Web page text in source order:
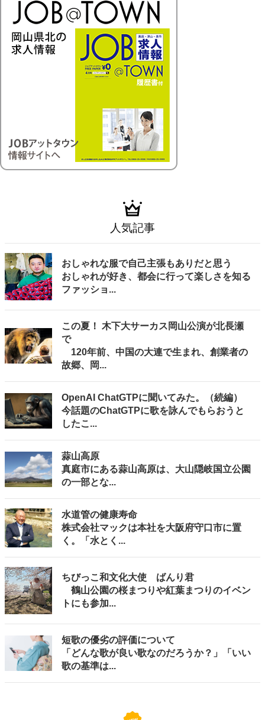
人気記事
おしゃれな服で自己主張もありだと思う
おしゃれが好き、都会に行って楽しさを知る
ファッショ...
この夏！ 木下大サーカス岡山公演が北長瀬
で
120年前、中国の大連で生まれ、創業者の
故郷、岡...
OpenAI ChatGTPに聞いてみた。（続編）
今話題のChatGTPに歌を詠んでもらおうと
したこ...
蒜山高原
真庭市にある蒜山高原は、大山隠岐国立公園
の一部とな...
水道管の健康寿命
株式会社マックは本社を大阪府守口市に置
く。「水とく...
ちびっこ和文化大使 ばんり君
鶴山公園の桜まつりや紅葉まつりのイベン
トにも参加...
短歌の優劣の評価について
「どんな歌が良い歌なのだろうか？」「いい
歌の基準は...